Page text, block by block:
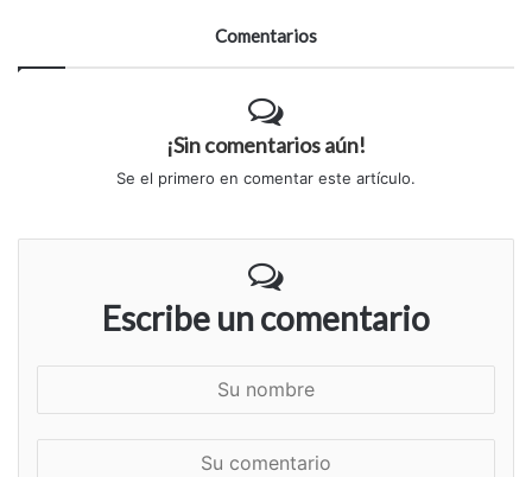
Comentarios
¡Sin comentarios aún!
Se el primero en comentar este artículo.
Escribe un comentario